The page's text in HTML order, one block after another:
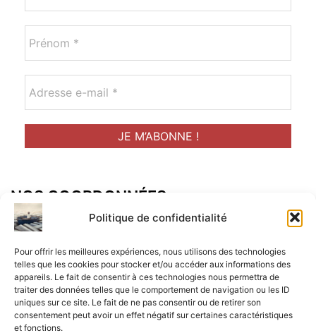
Politique de confidentialité
Pour offrir les meilleures expériences, nous utilisons des technologies
telles que les cookies pour stocker et/ou accéder aux informations des
appareils. Le fait de consentir à ces technologies nous permettra de
traiter des données telles que le comportement de navigation ou les ID
uniques sur ce site. Le fait de ne pas consentir ou de retirer son
consentement peut avoir un effet négatif sur certaines caractéristiques
et fonctions.
NOS COORDONNÉES
Adresse postal :
ALCF
34 Rue René Brunen
33950 LEGE CAP-FERRET
Mail :